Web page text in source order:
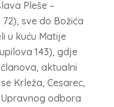
Pleše –
sve do Božića
u kuću Matije
143), gdje
članova, aktualni
Krleža, Cesarec,
odbora